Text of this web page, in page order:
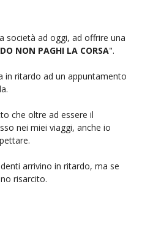
società ad oggi, ad offrire una
NON PAGHI LA CORSA".
in ritardo ad un appuntamento
che oltre ad essere il
nei miei viaggi, anche io
arrivino in ritardo, ma se
risarcito.